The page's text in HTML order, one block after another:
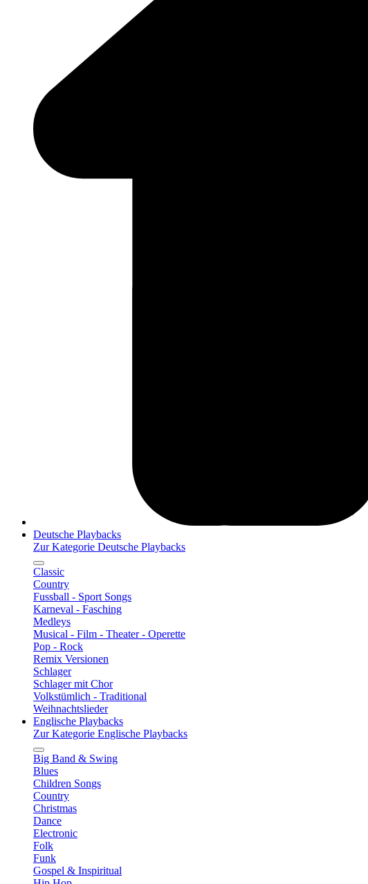
Deutsche Playbacks
Zur Kategorie Deutsche Playbacks
Classic
Country
Fussball - Sport Songs
Karneval - Fasching
Medleys
Musical - Film - Theater - Operette
Pop - Rock
Remix Versionen
Schlager
Schlager mit Chor
Volkstümlich - Traditional
Weihnachtslieder
Englische Playbacks
Zur Kategorie Englische Playbacks
Big Band & Swing
Blues
Children Songs
Country
Christmas
Dance
Electronic
Folk
Funk
Gospel & Inspiritual